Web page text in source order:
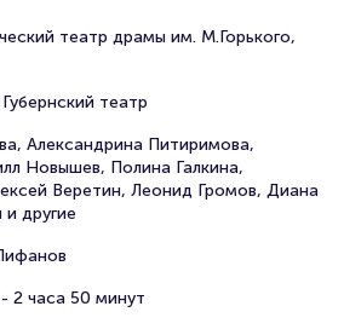
театр драмы им. М.Горького,
театр
Александрина Питиримова,
Новышев, Полина Галкина,
Веретин, Леонид Громов, Диана
и другие
2 часа 50 минут